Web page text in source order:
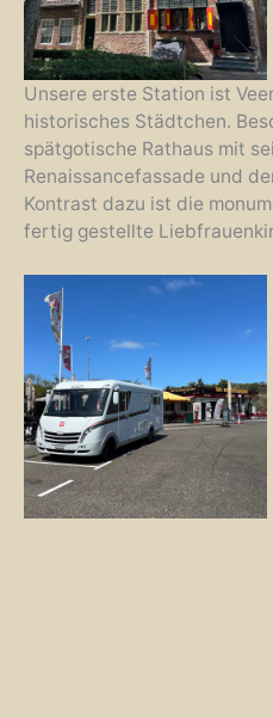
Unsere erste Station ist
historisches Städtchen.
spätgotische Rathaus mit
Renaissancefassade und
Kontrast dazu ist die
fertig gestellte